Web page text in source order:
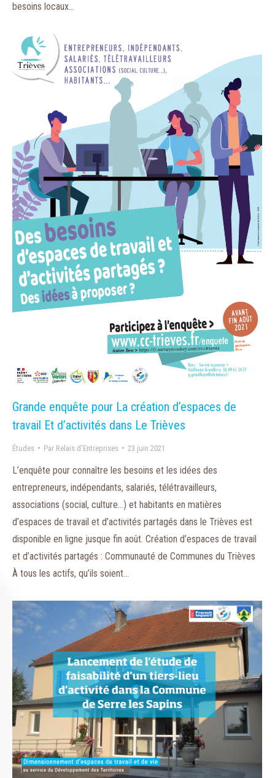
besoins locaux…
Grande enquête pour La création d’espaces de
travail Et d’activités dans Le Trièves
Études Par Relais d'Entreprises 23 juin 2021
L’enquête pour connaître les besoins et les idées des
entrepreneurs, indépendants, salariés, télétravailleurs,
associations (social, culture…) et habitants en matières
d’espaces de travail et d’activités partagés dans le Trièves est
disponible en ligne jusque fin août. Création d’espaces de travail
et d’activités partagés : Communauté de Communes du Trièves
À tous les actifs, qu’ils soient…